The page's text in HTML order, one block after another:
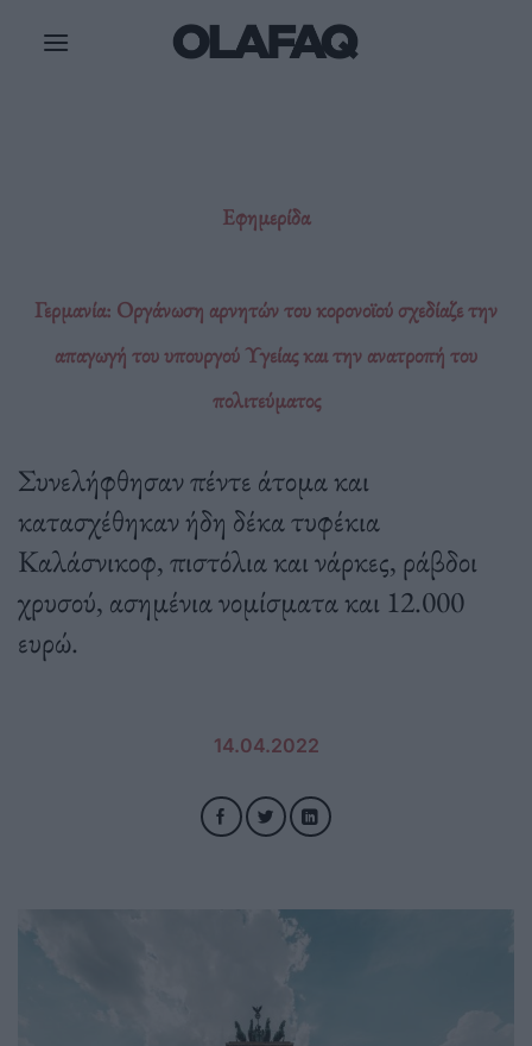
Εφημερίδα
Γερμανία: Οργάνωση αρνητών του κορονοϊού σχεδίαζε την
απαγωγή του υπουργού Υγείας και την ανατροπή του
πολιτεύματος
Συνελήφθησαν πέντε άτομα και
κατασχέθηκαν ήδη δέκα τυφέκια
Καλάσνικοφ, πιστόλια και νάρκες, ράβδοι
χρυσού, ασημένια νομίσματα και 12.000
ευρώ.
14.04.2022